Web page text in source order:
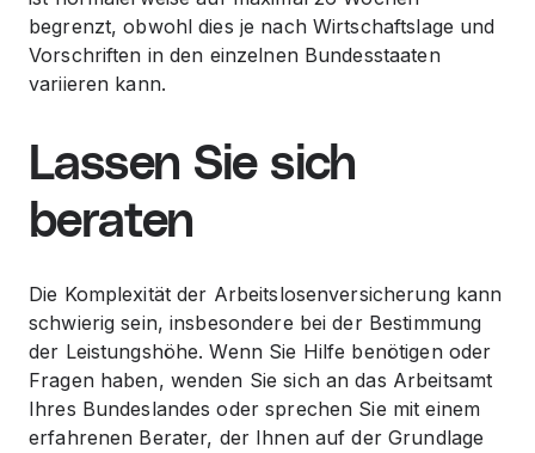
begrenzt, obwohl dies je nach Wirtschaftslage und
Vorschriften in den einzelnen Bundesstaaten
variieren kann.
Lassen Sie sich
beraten
Die Komplexität der Arbeitslosenversicherung kann
schwierig sein, insbesondere bei der Bestimmung
der Leistungshöhe. Wenn Sie Hilfe benötigen oder
Fragen haben, wenden Sie sich an das Arbeitsamt
Ihres Bundeslandes oder sprechen Sie mit einem
erfahrenen Berater, der Ihnen auf der Grundlage